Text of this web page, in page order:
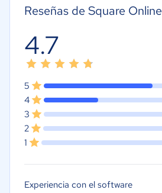
Reseñas de Square Online
4.7
5
4
3
2
1
Experiencia con el software